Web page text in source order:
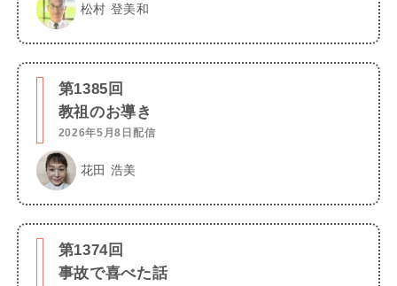
松村 登美和
第1385回
教祖のお導き
2026年5月8日配信
花田 浩美
第1374回
事故で喜べた話